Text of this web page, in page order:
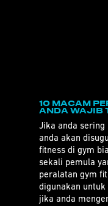
10 MACAM
ANDA WAJIB
Jika anda sering
anda akan
fitness di gym
sekali pemula
peralatan gym
digunakan untuk
jika anda